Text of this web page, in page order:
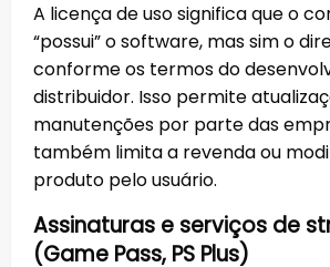
A licença de uso significa que o
“possui” o software, mas sim o
conforme os termos do
distribuidor. Isso permite
manutenções por parte das
também limita a revenda ou
produto pelo usuário.
Assinaturas e serviços de
(Game Pass, PS Plus)